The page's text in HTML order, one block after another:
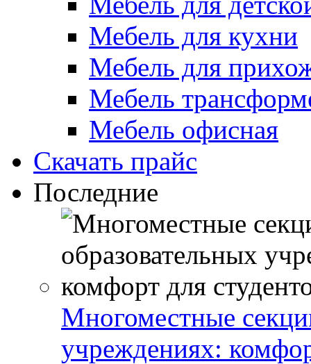
Мебель для кухни
Мебель для
Мебель
Мебель офисная
Скачать прайс
Последние
Многоместные
учреждениях: